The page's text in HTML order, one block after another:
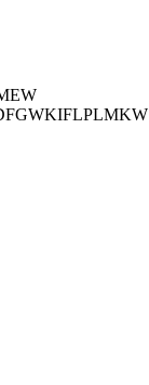
EW
FGWKIFLPLMKW